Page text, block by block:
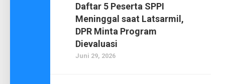
Daftar 5 Peserta SPPI
Meninggal saat Latsarmil,
DPR Minta Program
Dievaluasi
Juni 29, 2026